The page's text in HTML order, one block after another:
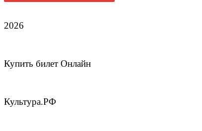
2026
Купить билет Онлайн
Культура.РФ